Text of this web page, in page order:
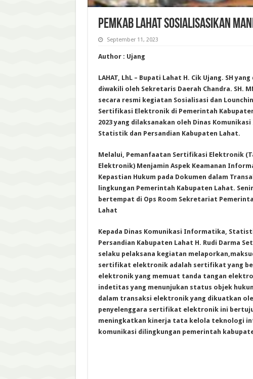
Pemkab Lahat Sosialisasikan
September 11, 2023
Author : Ujang
LAHAT, LhL – Bupati Lahat H. Cik Ujang. SH
diwakili oleh Sekretaris Daerah Chandra. SH.
secara resmi kegiatan Sosialisasi dan
Sertifikasi Elektronik di Pemerintah
2023 yang dilaksanakan oleh Dinas
Statistik dan Persandian Kabupaten Lahat.
Melalui, Pemanfaatan Sertifikasi Elektronik
Elektronik) Menjamin Aspek Keamanan
Kepastian Hukum pada Dokumen dalam
lingkungan Pemerintah Kabupaten Lahat.
bertempat di Ops Room Sekretariat
Lahat
Kepada Dinas Komunikasi Informatika,
Persandian Kabupaten Lahat H. Rudi Darma
selaku pelaksana kegiatan
sertifikat elektronik adalah sertifikat yang
elektronik yang memuat tanda tangan
indetitas yang menunjukan status objek
dalam transaksi elektronik yang dikuatkan
penyelenggara sertifikat elektronik ini
meningkatkan kinerja tata kelola teknologi
komunikasi dilingkungan pemerintah